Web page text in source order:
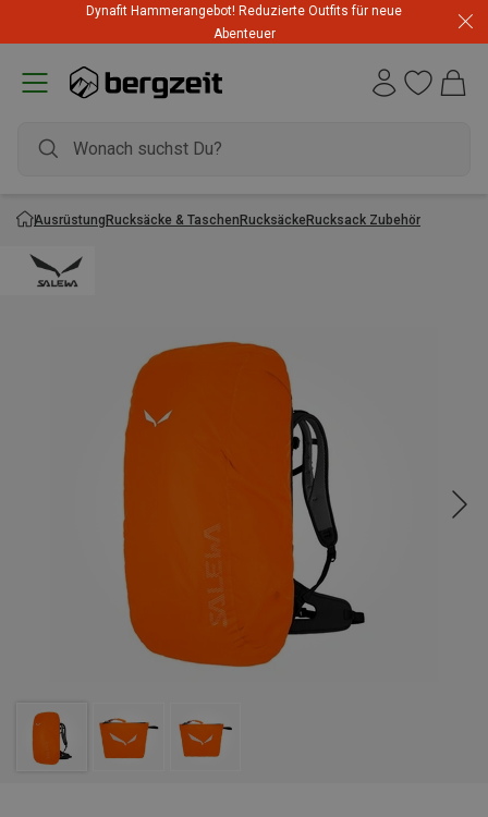
Dynafit Hammerangebot! Reduzierte Outfits für neue
Abenteuer
AusrüstungRucksäcke & TaschenRucksäckeRucksack Zubehör